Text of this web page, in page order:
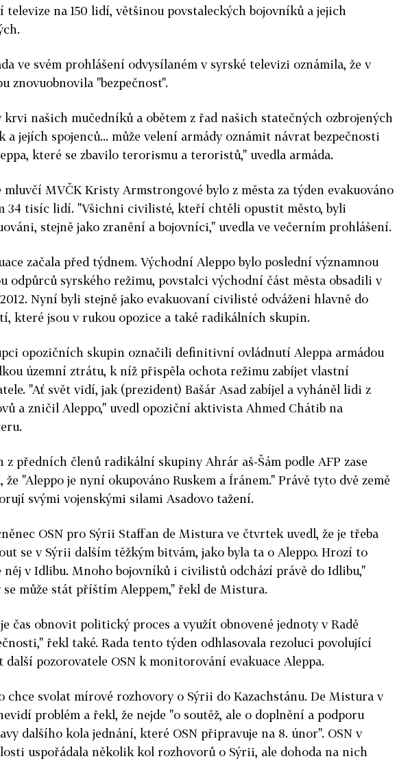
televize na 150 lidí, většinou povstaleckých bojovníků a jejich
ve svém prohlášení odvysílaném v syrské televizi oznámila, že v
znovuobnovila "bezpečnost".
krvi našich mučedníků a obětem z řad našich statečných ozbrojených
a jejích spojenců... může velení armády oznámit návrat bezpečnosti
které se zbavilo terorismu a teroristů," uvedla armáda.
mluvčí MVČK Kristy Armstrongové bylo z města za týden evakuováno
34 tisíc lidí. "Všichni civilisté, kteří chtěli opustit město, byli
stejně jako zranění a bojovníci," uvedla ve večerním prohlášení.
začala před týdnem. Východní Aleppo bylo poslední významnou
odpůrců syrského režimu, povstalci východní část města obsadili v
Nyní byli stejně jako evakuovaní civilisté odváženi hlavně do
které jsou v rukou opozice a také radikálních skupin.
opozičních skupin označili definitivní ovládnutí Aleppa armádou
územní ztrátu, k níž přispěla ochota režimu zabíjet vlastní
"Ať svět vidí, jak (prezident) Bašár Asad zabíjel a vyháněl lidi z
a zničil Aleppo," uvedl opoziční aktivista Ahmed Chátib na
z předních členů radikální skupiny Ahrár aš-Šám podle AFP zase
že "Aleppo je nyní okupováno Ruskem a Íránem." Právě tyto dvě země
svými vojenskými silami Asadovo tažení.
OSN pro Sýrii Staffan de Mistura ve čtvrtek uvedl, že je třeba
se v Sýrii dalším těžkým bitvám, jako byla ta o Aleppo. Hrozí to
něj v Idlibu. Mnoho bojovníků i civilistů odchází právě do Idlibu,"
může stát příštím Aleppem," řekl de Mistura.
čas obnovit politický proces a využít obnovené jednoty v Radě
řekl také. Rada tento týden odhlasovala rezoluci povolující
další pozorovatele OSN k monitorování evakuace Aleppa.
chce svolat mírové rozhovory o Sýrii do Kazachstánu. De Mistura v
problém a řekl, že nejde "o soutěž, ale o doplnění a podporu
dalšího kola jednání, které OSN připravuje na 8. únor". OSN v
uspořádala několik kol rozhovorů o Sýrii, ale dohoda na nich